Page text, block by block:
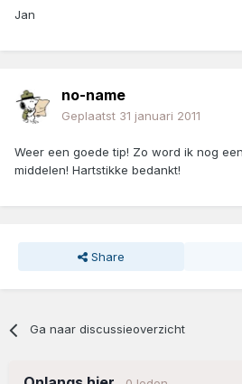
Jan
no-name
Geplaatst 31 januari 2011
Weer een goede tip! Zo word ik nog
middelen! Hartstikke bedankt!
Share
Ga naar discussieoverzicht